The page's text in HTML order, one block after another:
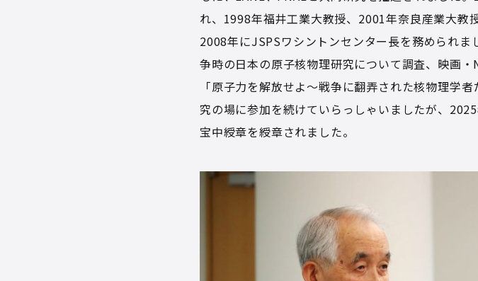
れ、1998年福井工業大教授、2001年奈良産業大
2008年にJSPSワシントンセンター長を務められ
争時の日本の原子核物理研究について調査、映画
「原子力を解放せよ〜戦争に翻弄された核物理学
究の場に参加を続けていらっしゃいましたが、
宝中綬章を綬章されました。